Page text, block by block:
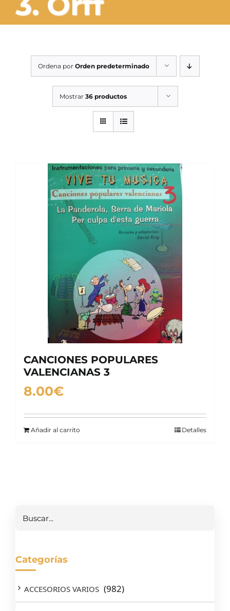
OCASIÓN
SERVICIOS TALLER
Ordena por Orden predeterminado
Mostrar 36 productos
CANCIONES POPULARES
VALENCIANAS 3
8.00€
Añadir al carrito Detalles
Categorías
ACCESORIOS VARIOS (982)